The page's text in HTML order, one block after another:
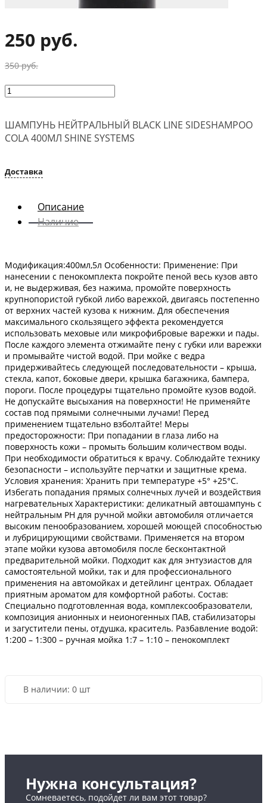
250 руб.
350 руб.
ШАМПУНЬ НЕЙТРАЛЬНЫЙ BLACK LINE SIDESHAMPOO
COLA 400МЛ SHINE SYSTEMS
Доставка
Описание
Наличие
Модификация:400мл,5л Особенности: Применение: При
нанесении с пенокомплекта покройте пеной весь кузов авто
и, не выдерживая, без нажима, промойте поверхность
крупнопористой губкой либо варежкой, двигаясь постепенно
от верхних частей кузова к нижним. Для обеспечения
максимального скользящего эффекта рекомендуется
использовать меховые или микрофибровые варежки и пады.
После каждого элемента отжимайте пену с губки или варежки
и промывайте чистой водой. При мойке с ведра
придерживайтесь следующей последовательности – крыша,
стекла, капот, боковые двери, крышка багажника, бампера,
пороги. После процедуры тщательно промойте кузов водой.
Не допускайте высыхания на поверхности! Не применяйте
состав под прямыми солнечными лучами! Перед
применением тщательно взболтайте! Меры
предосторожности: При попадании в глаза либо на
поверхность кожи – промыть большим количеством воды.
При необходимости обратиться к врачу. Соблюдайте технику
безопасности – используйте перчатки и защитные крема.
Условия хранения: Хранить при температуре +5° +25°С.
Избегать попадания прямых солнечных лучей и воздействия
нагревательных Характеристики: деликатный автошампунь с
нейтральным PH для ручной мойки автомобиля отличается
высоким пенообразованием, хорошей моющей способностью
и лубрицирующими свойствами. Применяется на втором
этапе мойки кузова автомобиля после бесконтактной
предварительной мойки. Подходит как для энтузиастов для
самостоятельной мойки, так и для профессионального
применения на автомойках и детейлинг центрах. Обладает
приятным ароматом для комфортной работы. Состав:
Специально подготовленная вода, комплексообразователи,
композиция анионных и неионогенных ПАВ, стабилизаторы
и загустители пены, отдушка, краситель. Разбавление водой:
1:200 – 1:300 – ручная мойка 1:7 – 1:10 – пенокомплект
В наличии: 0 шт
Нужна консультация?
Сомневаетесь, подойдет ли вам этот товар?